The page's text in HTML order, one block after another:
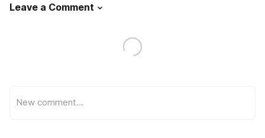
Leave a Comment